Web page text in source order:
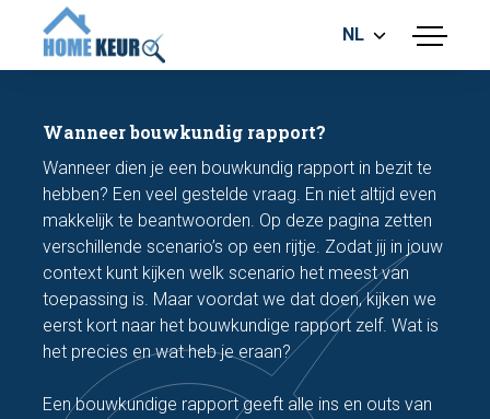
menu
BOUWKUNDIGE KEURING
MEETRAPPORT
FUNDERINGSRISICO ONDERZOEK
NL
Maak een afspraak
Wanneer bouwkundig rapport?
Wanneer dien je een bouwkundig rapport in bezit te
hebben? Een veel gestelde vraag. En niet altijd even
makkelijk te beantwoorden. Op deze pagina zetten
verschillende scenario’s op een rijtje. Zodat jij in jouw
context kunt kijken welk scenario het meest van
toepassing is. Maar voordat we dat doen, kijken we
eerst kort naar het bouwkundige rapport zelf. Wat is
het precies en wat heb je eraan?
Een bouwkundige rapport geeft alle ins en outs van